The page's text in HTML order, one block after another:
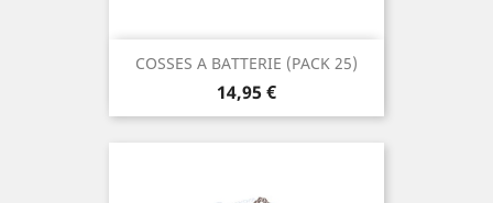
COSSES A BATTERIE (PACK 25)
Prix
14,95 €